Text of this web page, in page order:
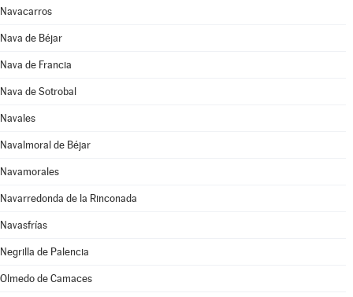
Navacarros
Nava de Béjar
Nava de Francia
Nava de Sotrobal
Navales
Navalmoral de Béjar
Navamorales
Navarredonda de la Rinconada
Navasfrías
Negrilla de Palencia
Olmedo de Camaces